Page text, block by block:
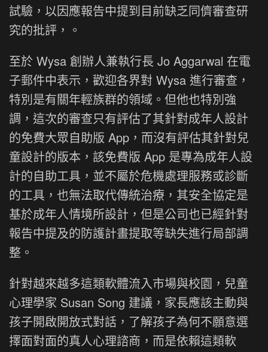
試驗，以因應報告中提到目前缺乏同儕審查研
究的批評，。
至於 Wysa 創辦人兼執行長 Jo Aggarwal 在電
子郵件中表示，歡迎各界對 Wysa 進行審查，
特別是有關年輕族群的領域。但他也特別強
調，這次的審查只有評估了其針對成年人設計
的免費大眾自助版 App，而沒有評估其針對兒
童設計的版本，該免費版 App 是專為成年人設
計的自助工具，並不屬於危機處理服務或診斷
的工具，也無法取代傳統治療，其安全協定是
基於成年人情境所設計，但是公司也已經針對
報告中提及的防護計畫提取等缺失進行局部調
整。
針對越來越多這類軟體流入市場與校園，兒童
心理學家 Susan Song 建議，家長應該主動與
孩子開啟開放式對話，了解孩子為何不願意選
擇面對面的真人心理諮商，而是依賴這類軟